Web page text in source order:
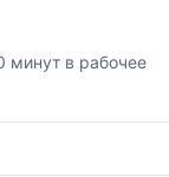
минут в рабочее